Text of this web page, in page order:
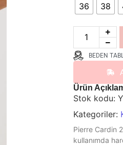
36 38
BEDEN
Ürün
Stok kodu:
Kategoriler:
Pierre Cardin
kullanımda